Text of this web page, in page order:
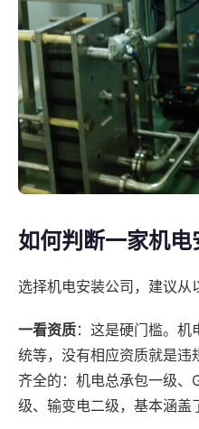
如何判断一家机
选择机电安装公司，建议从
一看资质：这是硬门槛。机
统等，没有相应资质就是违
齐全的：机电总承包一级、
级、输变电二级，基本涵盖